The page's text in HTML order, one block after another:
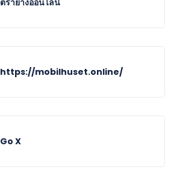
ตรายางออนไลน์
https://mobilhuset.online/
Go X